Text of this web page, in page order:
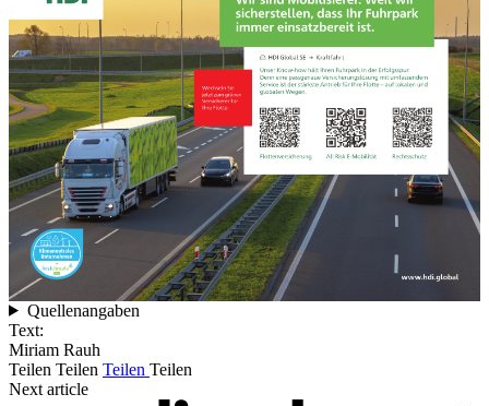
Quellenangaben
Text:
Miriam Rauh
Teilen Teilen Teilen Teilen
Next article